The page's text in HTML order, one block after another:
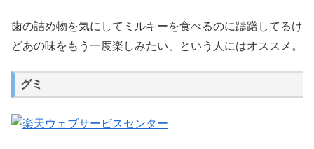
歯の詰め物を気にしてミルキーを食べるのに躊躇してるけ
どあの味をもう一度楽しみたい、という人にはオススメ。
グミ